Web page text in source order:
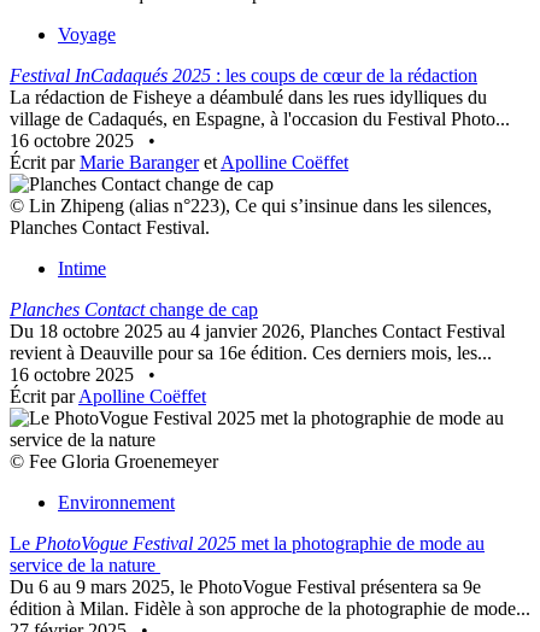
Voyage
Festival InCadaqués 2025 : les coups de cœur de la rédaction
La rédaction de Fisheye a déambulé dans les rues idylliques du
village de Cadaqués, en Espagne, à l'occasion du Festival Photo...
16 octobre 2025
•
Écrit parMarie Barangeret Apolline Coëffet
© Lin Zhipeng (alias n°223), Ce qui s’insinue dans les silences,
Planches Contact Festival.
Intime
Planches Contactchange de cap
Du 18 octobre 2025 au 4 janvier 2026, Planches Contact Festival
revient à Deauville pour sa 16e édition. Ces derniers mois, les...
16 octobre 2025
•
Écrit parApolline Coëffet
© Fee Gloria Groenemeyer
Environnement
Le PhotoVogue Festival 2025 met la photographie de mode au
service de la nature
Du 6 au 9 mars 2025, le PhotoVogue Festival présentera sa 9e
édition à Milan. Fidèle à son approche de la photographie de mode...